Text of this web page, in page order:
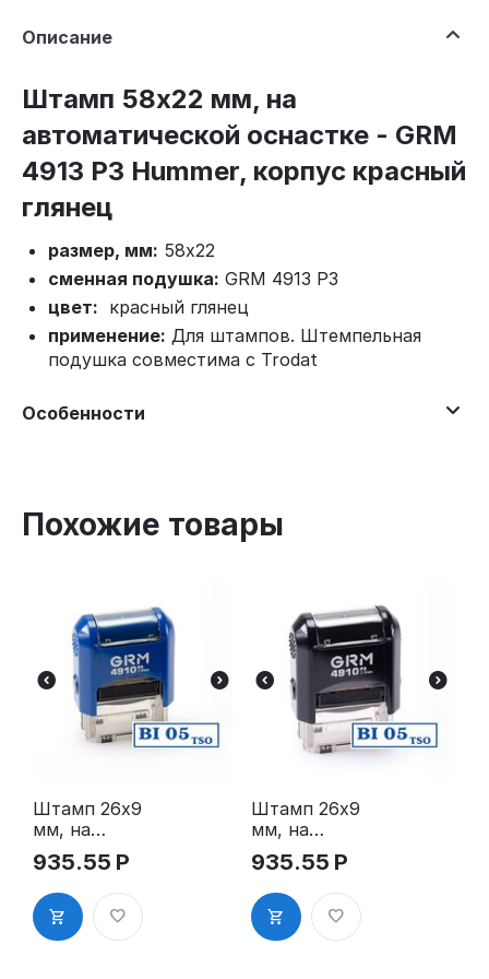
Описание
Штамп 58х22 мм, на
автоматической оснастке - GRM
4913 P3 Hummer, корпус красный
глянец
размер, мм: 58x22
сменная подушка: GRM 4913 P3
цвет: красный глянец
применение: Для штампов. Штемпельная
подушка совместима с Trodat
Особенности
Похожие товары
Штамп 26х9
мм, на
автоматиче
ской
оснастке -
GRM 4910
P3, корпус
935.55 Р
Штамп 26х9
мм, на
автоматиче
ской
оснастке -
GRM 4910
P3, корпус
935.55 Р